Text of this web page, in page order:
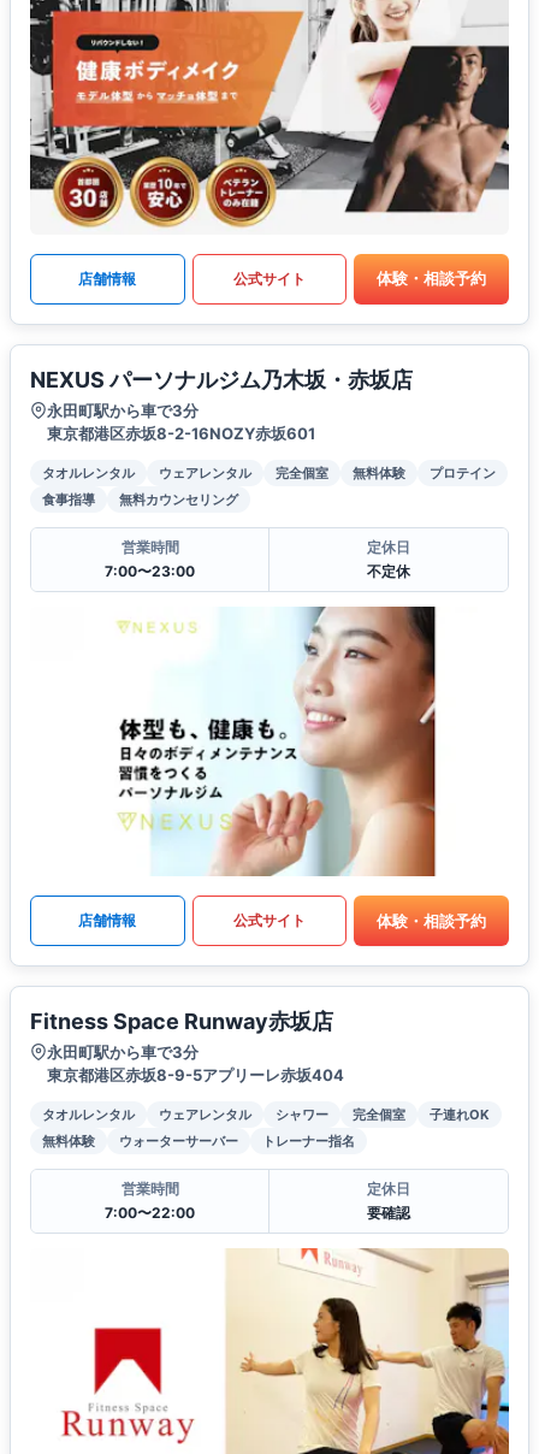
店舗情報 公式サイト 体験・相談予約
NEXUS パーソナルジム乃木坂・赤坂店
永田町駅から車で3分
東京都港区赤坂8-2-16NOZY赤坂601
タオルレンタル ウェアレンタル 完全個室 無料体験
プロテイン
食事指導
無料カウンセリング
営業時間
7:00〜23:00
定休日
不定休
店舗情報 公式サイト 体験・相談予約
Fitness Space Runway赤坂店
永田町駅から車で3分
東京都港区赤坂8-9-5アプリーレ赤坂404
タオルレンタル ウェアレンタル シャワー 完全個室
子連れOK
無料体験
ウォーターサーバー トレーナー指名
営業時間
7:00〜22:00
定休日
要確認